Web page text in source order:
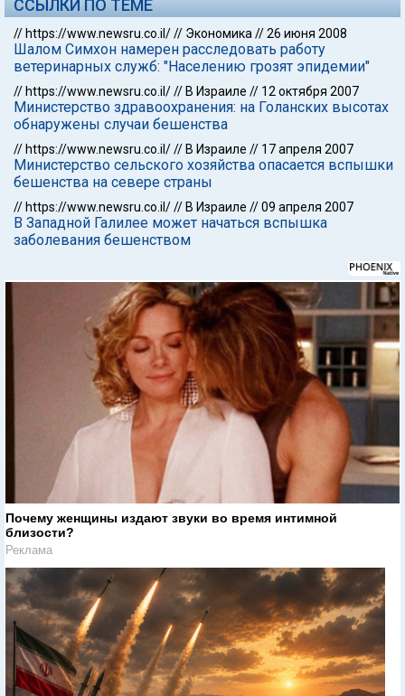
ССЫЛКИ ПО ТЕМЕ
// https://www.newsru.co.il/// Экономика //26 июня 2008
Шалом Симхон намерен расследовать работу
ветеринарных служб: "Населению грозят эпидемии"
// https://www.newsru.co.il/// В Израиле // 12 октября 2007
Министерство здравоохранения: на Голанских высотах
обнаружены случаи бешенства
// https://www.newsru.co.il/// В Израиле // 17 апреля 2007
Министерство сельского хозяйства опасается вспышки
бешенства на севере страны
// https://www.newsru.co.il/// В Израиле //09 апреля 2007
В Западной Галилее может начаться вспышка
заболевания бешенством
Почему женщины издают звуки во время интимной
близости?
Реклама